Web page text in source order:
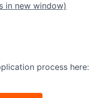
in new window)
process here: